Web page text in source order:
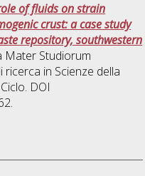
of fluids on strain
crust: a case study
repository, southwestern
Mater Studiorum
ricerca in Scienze della
DOI